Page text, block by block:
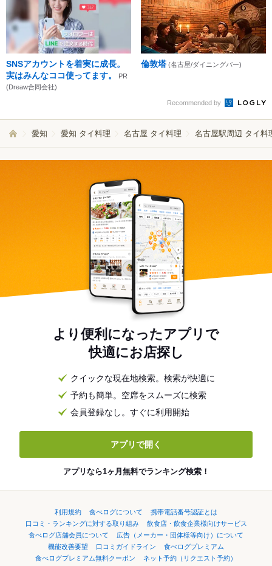
SNSアカウントを着実に成長。
実はみんなココ使ってます。
PR
(Dreaw合同会社)
倫敦塔 (名古屋/ダイニングバー)
Recommended by
愛知 愛知 タイ料理 名古屋 タイ料理 名古屋駅周辺 タイ料
より便利になったアプリで
快適にお店探し
クイックな現在地検索。検索が快適に
予約も簡単。空席をスムーズに検索
会員登録なし。すぐに利用開始
アプリで開く
アプリなら1ヶ月無料でランキング検索！
利用規約 食べログについて
携帯電話番号認証とは
口コミ・ランキングに対する取り組み
飲食店・飲食企業様向けサービス
食べログ店舗会員について
広告（メーカー・団体様等向け）について
機能改善要望
口コミガイドライン
食べログプレミアム
食べログプレミアム無料クーポン
ネット予約（リクエスト予約）